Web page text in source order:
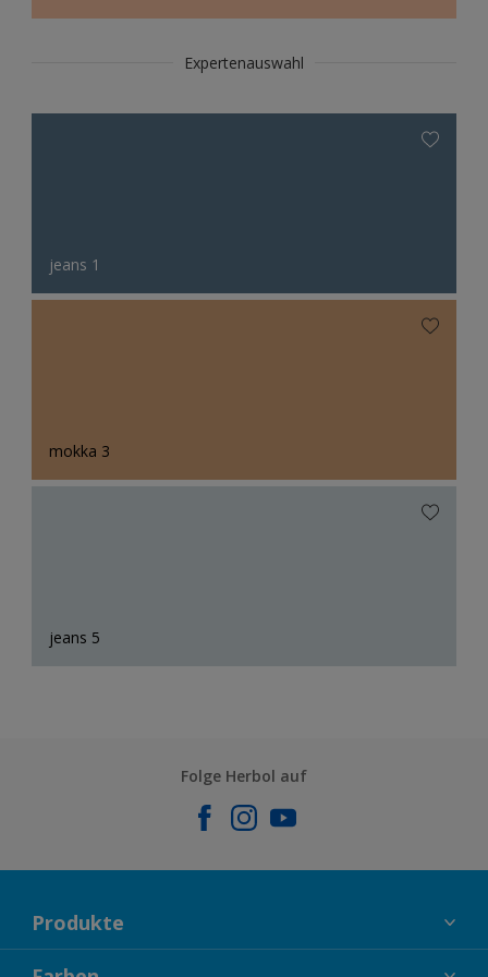
Expertenauswahl
jeans 1
mokka 3
jeans 5
Folge Herbol auf
Produkte
FASSADENFARBEN